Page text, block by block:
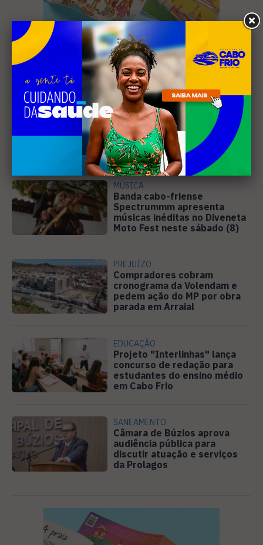
Leia Também
MÚSICA
Banda cabo-friense
Spectrummm apresenta
músicas inéditas no Diveneta
Moto Fest neste sábado (8)
PREJUÍZO
Compradores cobram
cronograma da Volendam e
pedem ação do MP por obra
parada em Arraial
EDUCAÇÃO
Projeto "Interlinhas" lança
concurso de redação para
estudantes do ensino médio
em Cabo Frio
SANEAMENTO
Câmara de Búzios aprova
audiência pública para
discutir atuação e serviços
da Prolagos